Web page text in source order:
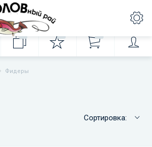
Фидеры
Сортировка: